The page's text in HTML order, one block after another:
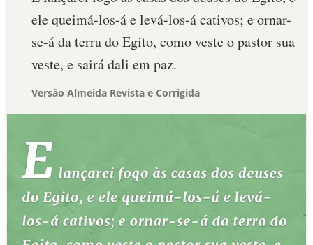
ele queimá-los-á e levá-los-á cativos; e ornar-
se-á da terra do Egito, como veste o pastor sua
veste, e sairá dali em paz.
Versão Almeida Revista e Corrigida